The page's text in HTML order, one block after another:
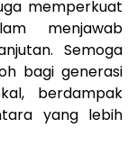
memperkuat
menjawab
Semoga
bagi generasi
berdampak
yang lebih